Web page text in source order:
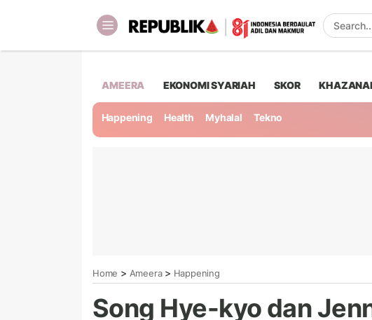
AMEERA EKONOMI SYARIAH SKOR
Happening Health Myhalal Tekno
Home > Ameera> Happening
Song Hye-kyo dan